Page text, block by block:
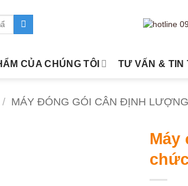
CỦA CHÚNG TÔI TƯ VẤN & TIN
/ MÁY ĐÓNG GÓI CÂN ĐỊNH
Máy